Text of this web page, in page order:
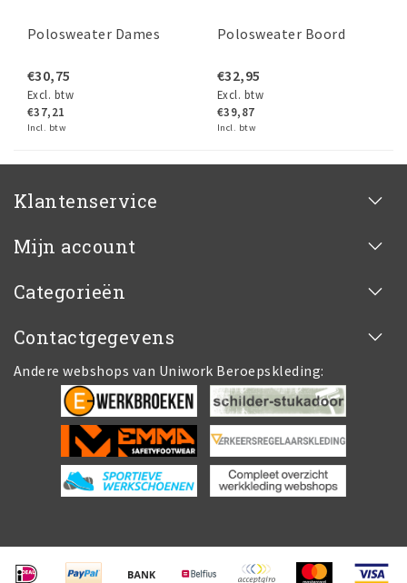
Polosweater Dames
€30,75
Excl. btw
€37,21
Incl. btw
Polosweater Boord
€32,95
Excl. btw
€39,87
Incl. btw
Klantenservice
Mijn account
Categorieën
Contactgegevens
Andere webshops van Uniwork Beroepskleding: